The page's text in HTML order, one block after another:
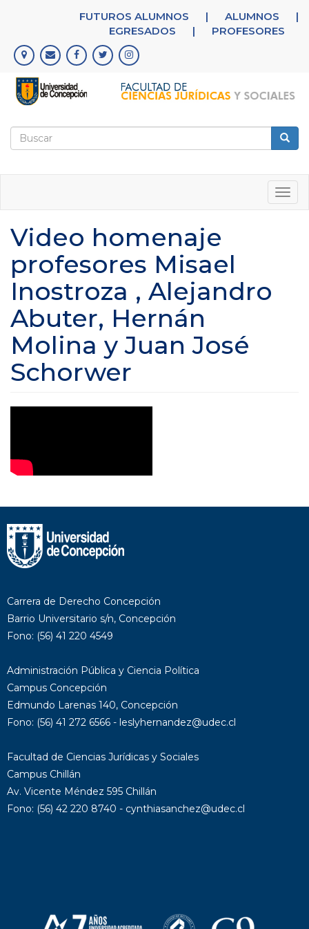
principal
FUTUROS ALUMNOS | ALUMNOS
|
EGRESADOS
| PROFESORES
Formulario
Video homenaje
profesores Misael
Inostroza , Alejandro
Abuter, Hernán
Molina y Juan José
Schorwer
Carrera de Derecho Concepción
Barrio Universitario s/n, Concepción
Fono: (56) 41 220 4549
Administración Pública y Ciencia Política
Campus Concepción
Edmundo Larenas 140, Concepción
Fono: (56) 41 272 6566 - leslyhernandez@udec.cl
Facultad de Ciencias Jurídicas y Sociales
Campus Chillán
Av. Vicente Méndez 595 Chillán
Fono: (56) 42 220 8740 - cynthiasanchez@udec.cl